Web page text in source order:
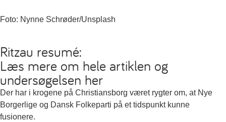
Foto: Nynne Schrøder/Unsplash
Ritzau resumé:
Læs mere om hele artiklen og
undersøgelsen her
Der har i krogene på Christiansborg været rygter om, at Nye
Borgerlige og Dansk Folkeparti på et tidspunkt kunne
fusionere.